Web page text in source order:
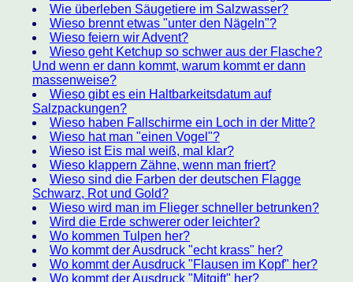
Wie überleben Säugetiere im Salzwasser?
Wieso brennt etwas "unter den Nägeln"?
Wieso feiern wir Advent?
Wieso geht Ketchup so schwer aus der Flasche?
Und wenn er dann kommt, warum kommt er dann
massenweise?
Wieso gibt es ein Haltbarkeitsdatum auf
Salzpackungen?
Wieso haben Fallschirme ein Loch in der Mitte?
Wieso hat man "einen Vogel"?
Wieso ist Eis mal weiß, mal klar?
Wieso klappern Zähne, wenn man friert?
Wieso sind die Farben der deutschen Flagge
Schwarz, Rot und Gold?
Wieso wird man im Flieger schneller betrunken?
Wird die Erde schwerer oder leichter?
Wo kommen Tulpen her?
Wo kommt der Ausdruck "echt krass" her?
Wo kommt der Ausdruck "Flausen im Kopf" her?
Wo kommt der Ausdruck "Mitgift" her?